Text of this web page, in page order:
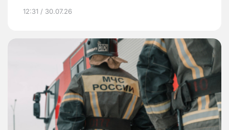
12:31 / 30.07.26